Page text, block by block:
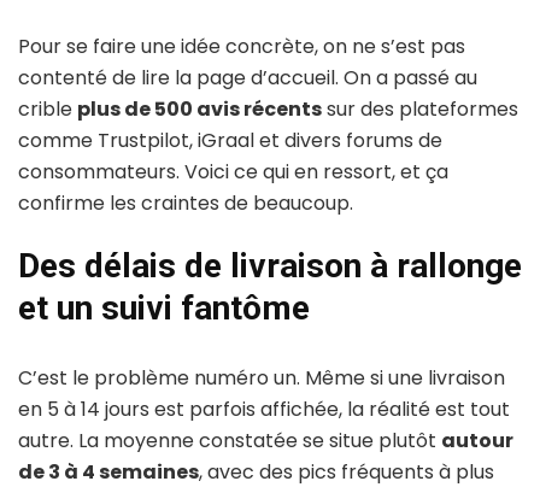
Pour se faire une idée concrète, on ne s’est pas
contenté de lire la page d’accueil. On a passé au
crible plus de 500 avis récentssur des plateformes
comme Trustpilot, iGraal et divers forums de
consommateurs. Voici ce qui en ressort, et ça
confirme les craintes de beaucoup.
Des délais de livraison à rallonge
et un suivi fantôme
C’est le problème numéro un. Même si une livraison
en 5 à 14 jours est parfois affichée, la réalité est tout
autre. La moyenne constatée se situe plutôt autour
de 3 à 4 semaines, avec des pics fréquents à plus